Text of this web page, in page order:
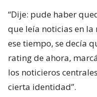
“Dije: pude haber
que leía noticias en la
ese tiempo, se decía
rating de ahora,
los noticieros
cierta identidad”.